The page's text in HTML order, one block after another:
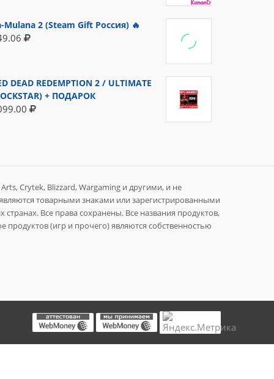
Mulana 2 (Steam Gift Россия) 🔥
DEAD REDEMPTION 2 / ULTIMATE
+ ПОДАРОК
Crytek, Blizzard, Wargaming и другими, и не
товарными знаками или зарегистрированными
Все права сохранены. Все названия продуктов,
(игр и прочего) являются собственностью